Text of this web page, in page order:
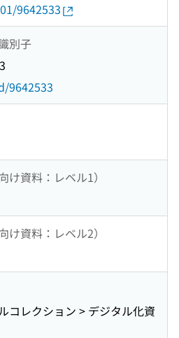
9642533
別子
9642533
け資料：レベル1）
け資料：レベル2）
コレクション > デジタル化資